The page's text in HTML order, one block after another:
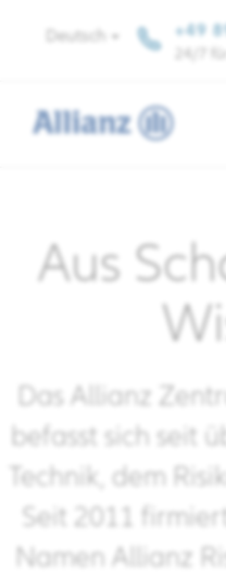
Deutsch +49
24/7
Aus
Das Allianz
befasst sich seit
Technik, dem
Seit 2011
Namen Allianz